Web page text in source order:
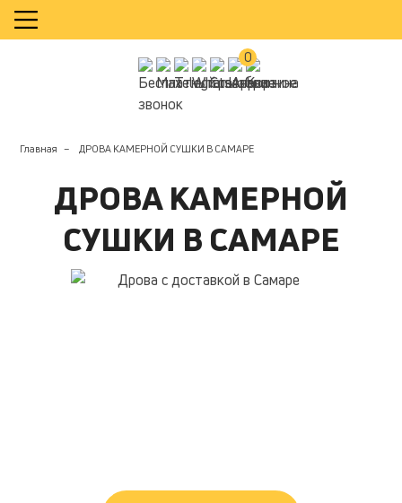
0
Главная ДРОВА КАМЕРНОЙ СУШКИ В САМАРЕ
ДРОВА КАМЕРНОЙ
СУШКИ В САМАРЕ